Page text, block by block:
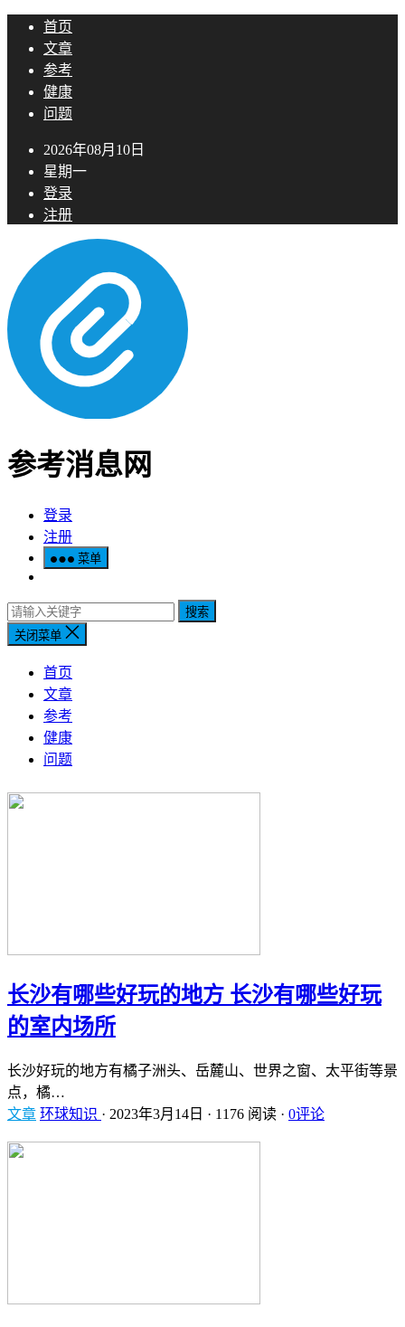
首页
文章
参考
健康
问题
2026年08月10日
星期一
登录
注册
参考消息网
登录
注册
菜单
搜索
关闭菜单
首页
文章
参考
健康
问题
长沙有哪些好玩的地方 长沙有哪些好玩
的室内场所
长沙好玩的地方有橘子洲头、岳麓山、世界之窗、太平街等景
点，橘…
文章 环球知识 · 2023年3月14日 · 1176 阅读 · 0评论